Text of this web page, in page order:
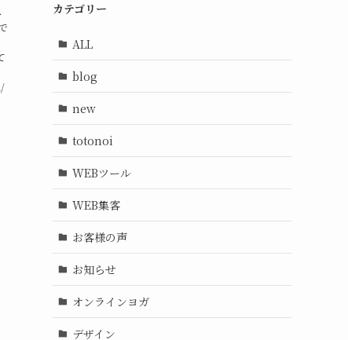
カテゴリー
ALL
blog
new
totonoi
WEBツール
WEB集客
お客様の声
お知らせ
オンラインヨガ
デザイン